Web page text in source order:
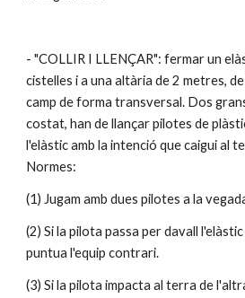
- "COLLIR I LLENÇAR": fermar un
cistelles i a una altària de 2 metres,
camp de forma transversal. Dos
costat, han de llançar pilotes de
l'elàstic amb la intenció que caigui al
Normes:
(1) Jugam amb dues pilotes a la
(2) Si la pilota passa per davall
puntua l'equip contrari.
(3) Si la pilota impacta al terra de